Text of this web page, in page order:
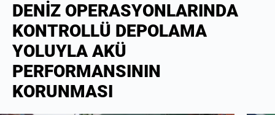
DENİZ OPERASYONLARINDA
KONTROLLÜ DEPOLAMA
YOLUYLA AKÜ
PERFORMANSININ
KORUNMASI